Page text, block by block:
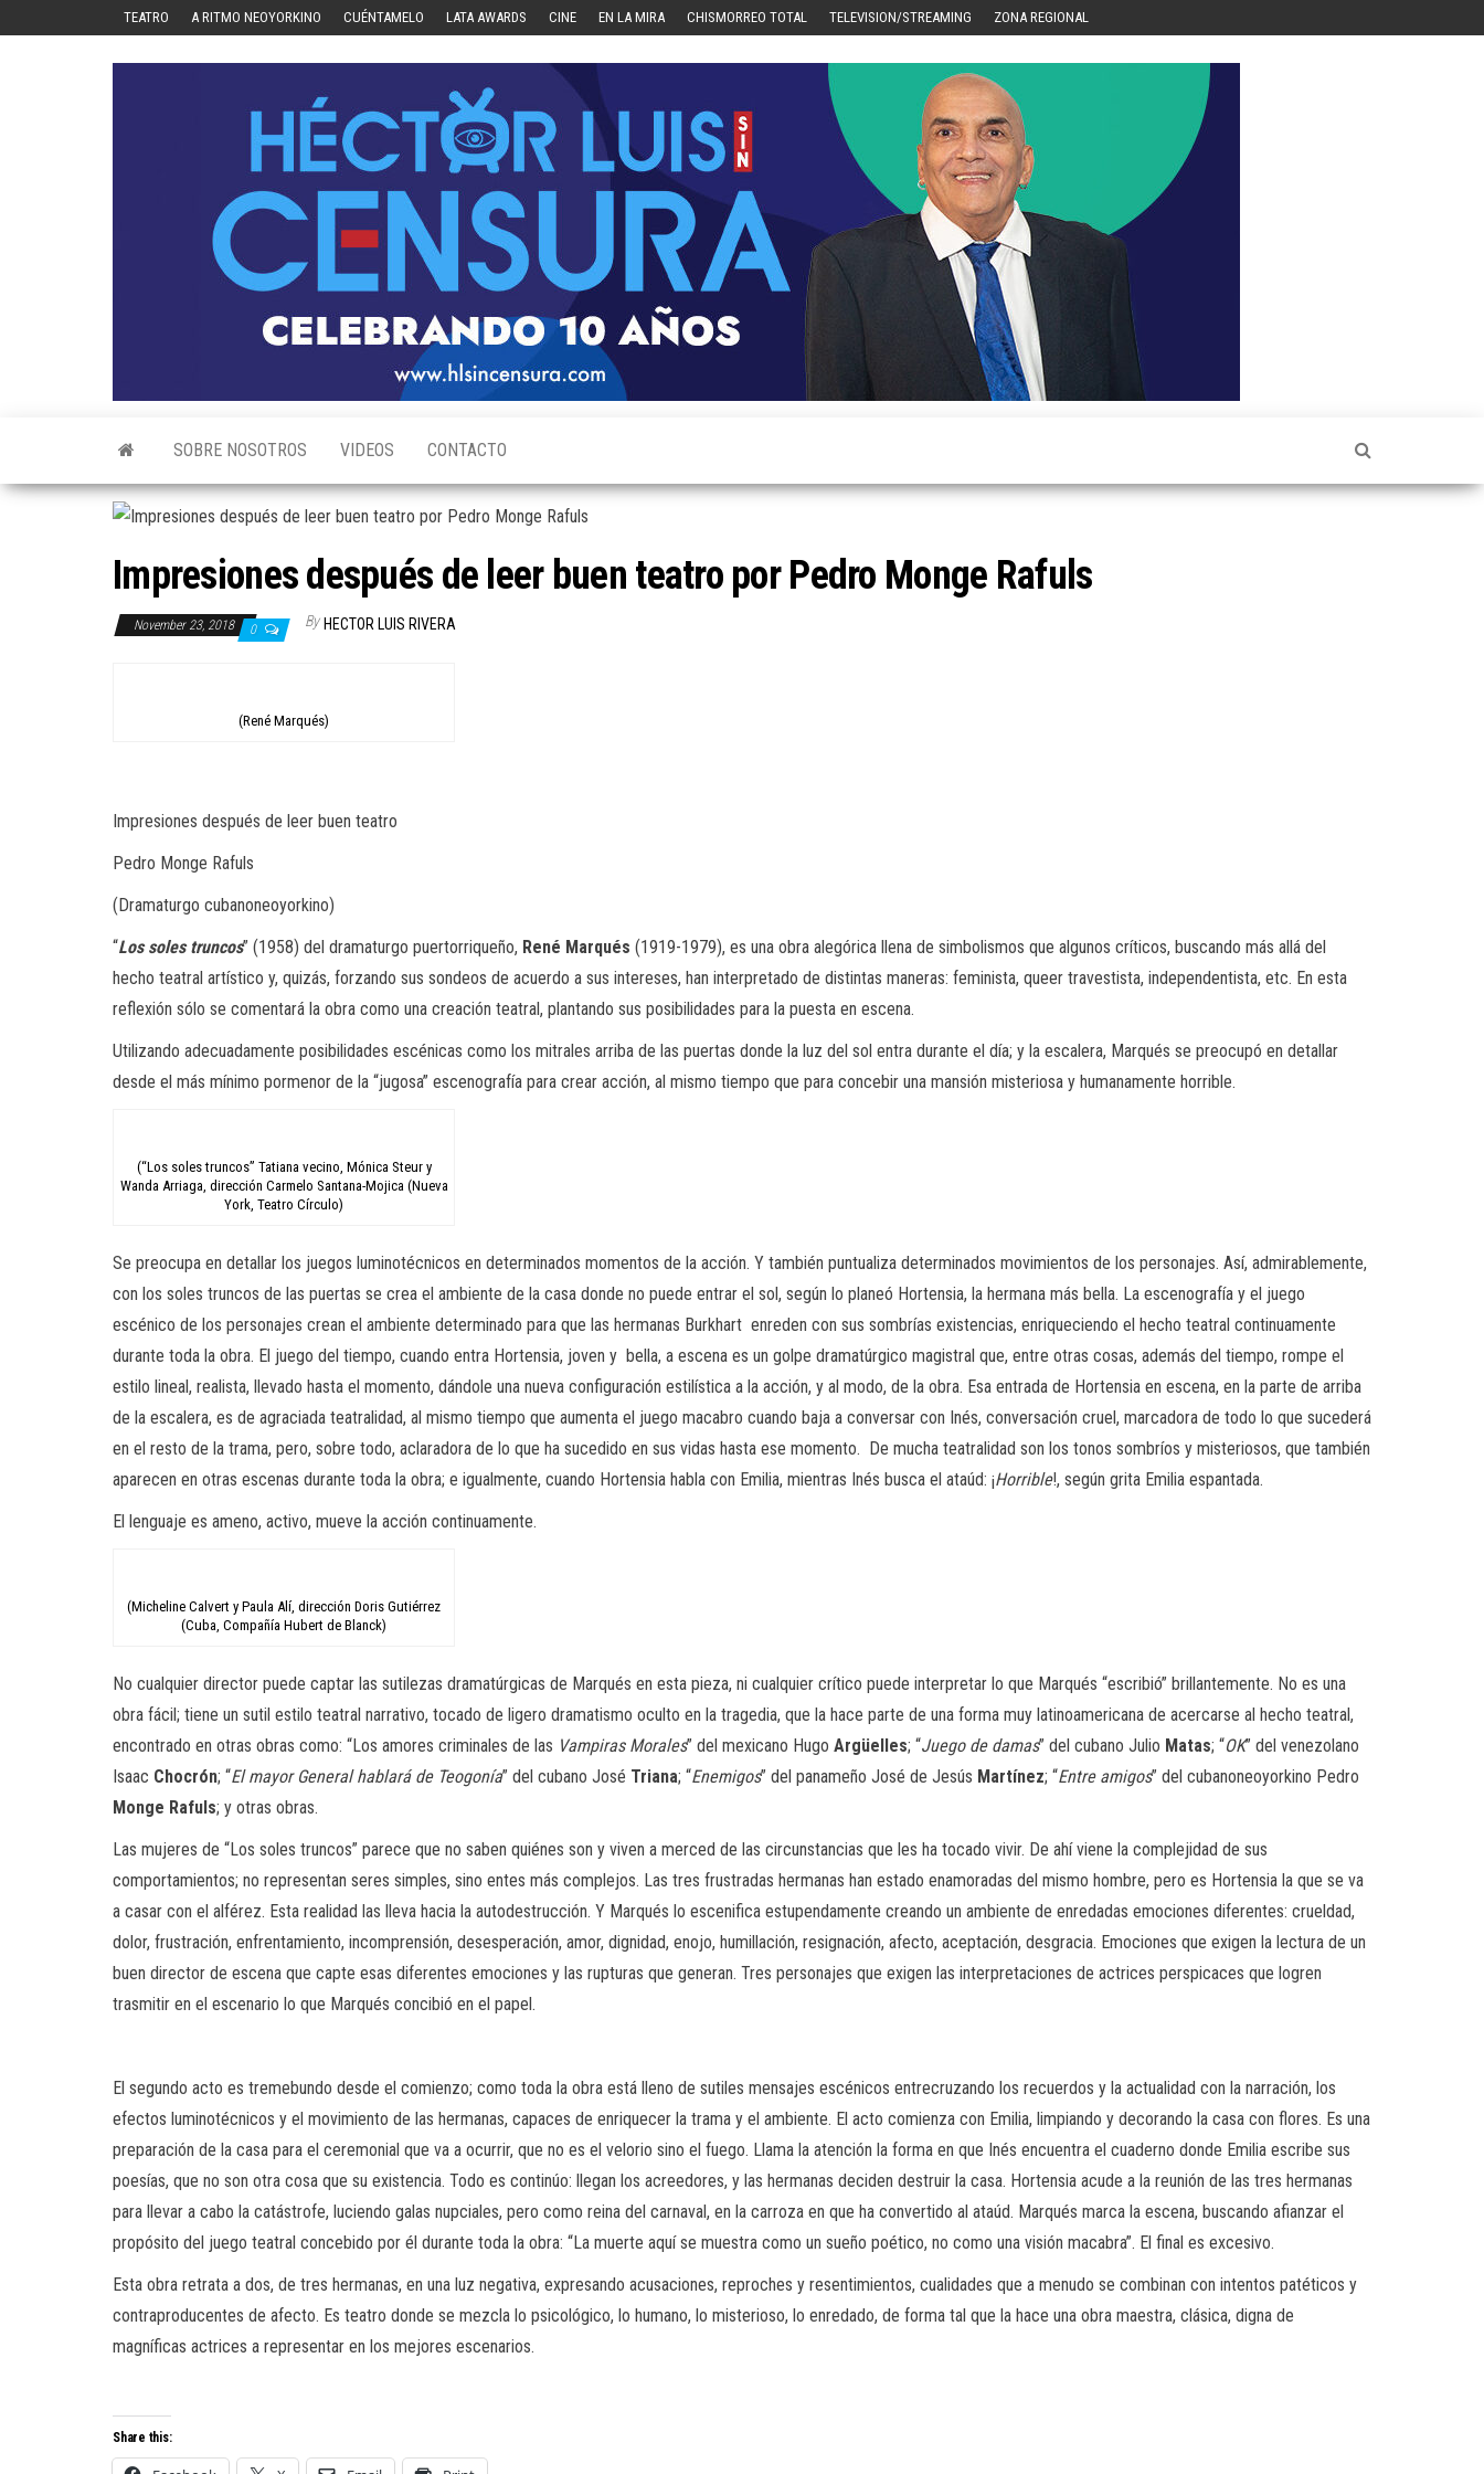
TEATRO A RITMO NEOYORKINO CUÉNTAMELO LATA AWARDS CINE EN LA MIRA CHISMORREO TOTAL TELEVISION/STREAMING ZONA REGIONAL
SOBRE NOSOTROS VIDEOS CONTACTO
Impresiones después de leer buen teatro por Pedro Monge Rafuls
November 23, 2018 0 By HECTOR LUIS RIVERA
(René Marqués)
Impresiones después de leer buen teatro
Pedro Monge Rafuls
(Dramaturgo cubanoneoyorkino)
“Los soles truncos” (1958) del dramaturgo puertorriqueño, René Marqués (1919-1979), es una obra alegórica llena de simbolismos que algunos críticos, buscando más allá del
hecho teatral artístico y, quizás, forzando sus sondeos de acuerdo a sus intereses, han interpretado de distintas maneras: feminista, queer travestista, independentista, etc. En esta
reflexión sólo se comentará la obra como una creación teatral, plantando sus posibilidades para la puesta en escena.
Utilizando adecuadamente posibilidades escénicas como los mitrales arriba de las puertas donde la luz del sol entra durante el día; y la escalera, Marqués se preocupó en detallar
desde el más mínimo pormenor de la “jugosa” escenografía para crear acción, al mismo tiempo que para concebir una mansión misteriosa y humanamente horrible.
(“Los soles truncos” Tatiana vecino, Mónica Steur y
Wanda Arriaga, dirección Carmelo Santana-Mojica (Nueva
York, Teatro Círculo)
Se preocupa en detallar los juegos luminotécnicos en determinados momentos de la acción. Y también puntualiza determinados movimientos de los personajes. Así, admirablemente,
con los soles truncos de las puertas se crea el ambiente de la casa donde no puede entrar el sol, según lo planeó Hortensia, la hermana más bella. La escenografía y el juego
escénico de los personajes crean el ambiente determinado para que las hermanas Burkhart enreden con sus sombrías existencias, enriqueciendo el hecho teatral continuamente
durante toda la obra. El juego del tiempo, cuando entra Hortensia, joven y bella, a escena es un golpe dramatúrgico magistral que, entre otras cosas, además del tiempo, rompe el
estilo lineal, realista, llevado hasta el momento, dándole una nueva configuración estilística a la acción, y al modo, de la obra. Esa entrada de Hortensia en escena, en la parte de arriba
de la escalera, es de agraciada teatralidad, al mismo tiempo que aumenta el juego macabro cuando baja a conversar con Inés, conversación cruel, marcadora de todo lo que sucederá
en el resto de la trama, pero, sobre todo, aclaradora de lo que ha sucedido en sus vidas hasta ese momento. De mucha teatralidad son los tonos sombríos y misteriosos, que también
aparecen en otras escenas durante toda la obra; e igualmente, cuando Hortensia habla con Emilia, mientras Inés busca el ataúd: ¡Horrible!, según grita Emilia espantada.
El lenguaje es ameno, activo, mueve la acción continuamente.
(Micheline Calvert y Paula Alí, dirección Doris Gutiérrez
(Cuba, Compañía Hubert de Blanck)
No cualquier director puede captar las sutilezas dramatúrgicas de Marqués en esta pieza, ni cualquier crítico puede interpretar lo que Marqués “escribió” brillantemente. No es una
obra fácil; tiene un sutil estilo teatral narrativo, tocado de ligero dramatismo oculto en la tragedia, que la hace parte de una forma muy latinoamericana de acercarse al hecho teatral,
encontrado en otras obras como: “Los amores criminales de las Vampiras Morales” del mexicano Hugo Argüelles; “Juego de damas” del cubano Julio Matas; “OK” del venezolano
Isaac Chocrón; “El mayor General hablará de Teogonía” del cubano José Triana; “Enemigos” del panameño José de Jesús Martínez; “Entre amigos” del cubanoneoyorkino Pedro
Monge Rafuls; y otras obras.
Las mujeres de “Los soles truncos” parece que no saben quiénes son y viven a merced de las circunstancias que les ha tocado vivir. De ahí viene la complejidad de sus
comportamientos; no representan seres simples, sino entes más complejos. Las tres frustradas hermanas han estado enamoradas del mismo hombre, pero es Hortensia la que se va
a casar con el alférez. Esta realidad las lleva hacia la autodestrucción. Y Marqués lo escenifica estupendamente creando un ambiente de enredadas emociones diferentes: crueldad,
dolor, frustración, enfrentamiento, incomprensión, desesperación, amor, dignidad, enojo, humillación, resignación, afecto, aceptación, desgracia. Emociones que exigen la lectura de un
buen director de escena que capte esas diferentes emociones y las rupturas que generan. Tres personajes que exigen las interpretaciones de actrices perspicaces que logren
trasmitir en el escenario lo que Marqués concibió en el papel.
El segundo acto es tremebundo desde el comienzo; como toda la obra está lleno de sutiles mensajes escénicos entrecruzando los recuerdos y la actualidad con la narración, los
efectos luminotécnicos y el movimiento de las hermanas, capaces de enriquecer la trama y el ambiente. El acto comienza con Emilia, limpiando y decorando la casa con flores. Es una
preparación de la casa para el ceremonial que va a ocurrir, que no es el velorio sino el fuego. Llama la atención la forma en que Inés encuentra el cuaderno donde Emilia escribe sus
poesías, que no son otra cosa que su existencia. Todo es continúo: llegan los acreedores, y las hermanas deciden destruir la casa. Hortensia acude a la reunión de las tres hermanas
para llevar a cabo la catástrofe, luciendo galas nupciales, pero como reina del carnaval, en la carroza en que ha convertido al ataúd. Marqués marca la escena, buscando afianzar el
propósito del juego teatral concebido por él durante toda la obra: “La muerte aquí se muestra como un sueño poético, no como una visión macabra”. El final es excesivo.
Esta obra retrata a dos, de tres hermanas, en una luz negativa, expresando acusaciones, reproches y resentimientos, cualidades que a menudo se combinan con intentos patéticos y
contraproducentes de afecto. Es teatro donde se mezcla lo psicológico, lo humano, lo misterioso, lo enredado, de forma tal que la hace una obra maestra, clásica, digna de
magníficas actrices a representar en los mejores escenarios.
Share this: